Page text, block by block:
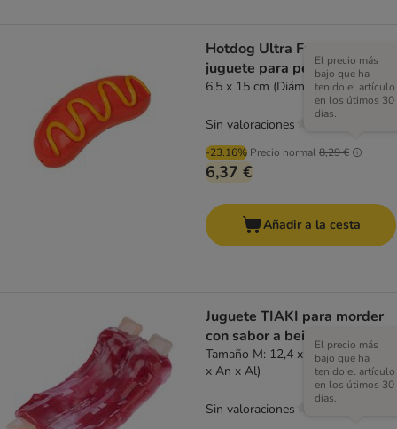
Hotdog Ultra Fuerte TIAKI
juguete para perros
6,5 x 15 cm (Diám x L)
-23.16% Precio normal8,29 €
El precio más
bajo que ha
tenido el artículo
en los útimos 30
días.
6,37 €
Sin valoraciones
Añadir a la cesta
Juguete TIAKI para morder
con sabor a beicon
Tamaño M: 12,4 x 6,1 x 3,5 cm (L
x An x Al)
El precio más
bajo que ha
tenido el artículo
en los útimos 30
días.
Sin valoraciones